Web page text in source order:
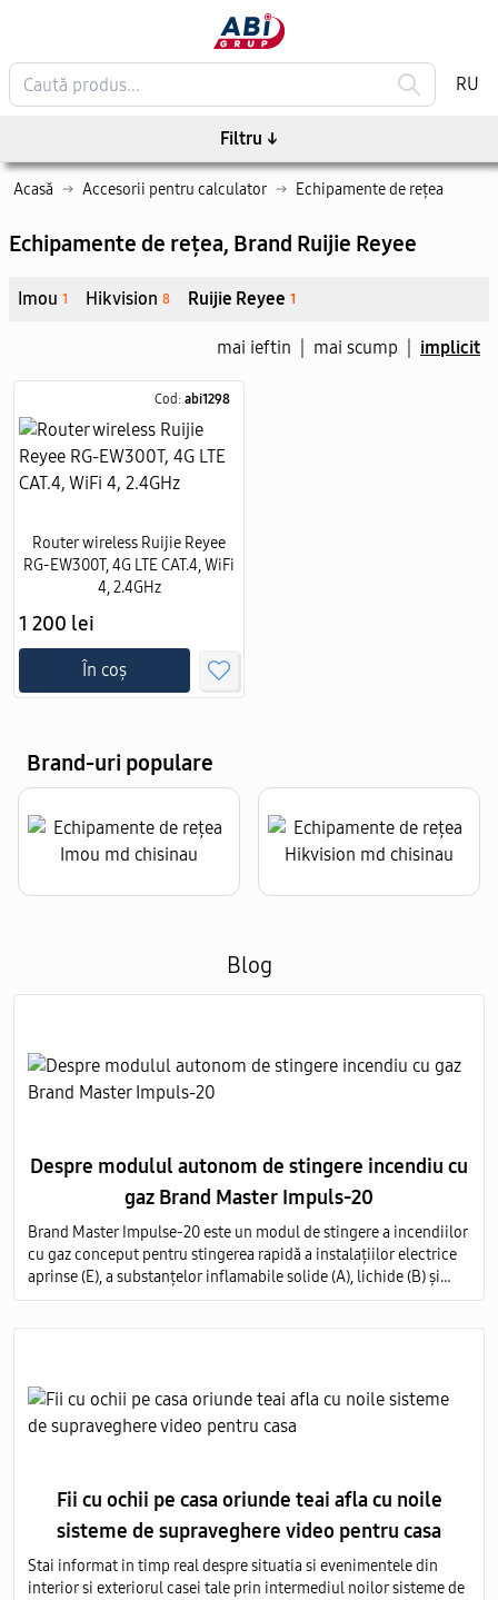
RU
Acasă → Accesorii pentru calculator → Echipamente de rețea
Echipamente de rețea, Brand Ruijie Reyee
Imou 1 Hikvision 8 Ruijie Reyee 1
mai ieftin mai scump implicit
Cod: abi1298
Router wireless Ruijie Reyee
RG-EW300T, 4G LTE CAT.4, WiFi
4, 2.4GHz
1 200 lei
În coș
Filtru ↓
Brand-uri populare
Blog
Despre modulul autonom de stingere incendiu cu
gaz Brand Master Impuls-20
Brand Master Impulse-20 este un modul de stingere a incendiilor
cu gaz conceput pentru stingerea rapidă a instalațiilor electrice
aprinse (E), a substanțelor inflamabile solide (A), lichide (B) și
gazoase (C) pe întregul volum al obiectului protejat.
Fii cu ochii pe casa oriunde teai afla cu noile
sisteme de supraveghere video pentru casa
Stai informat in timp real despre situatia si evenimentele din
interior si exteriorul casei tale prin intermediul noilor sisteme de